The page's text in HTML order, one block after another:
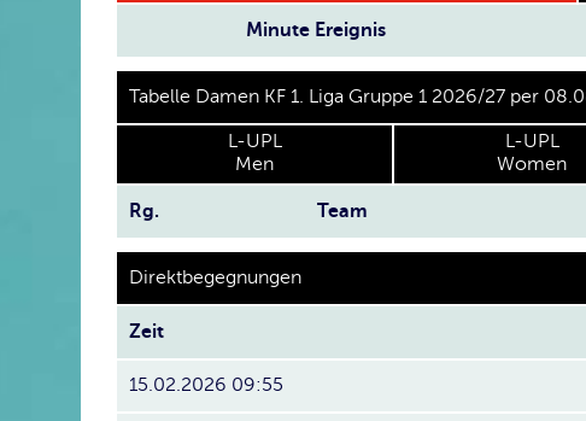
Minute Ereignis
Tabelle Damen KF 1. Liga Gruppe 1 2026/27 per
L-UPL
Men
L-UPL
Women
Rg. Team
Direktbegegnungen
Zeit
15.02.2026 09:55